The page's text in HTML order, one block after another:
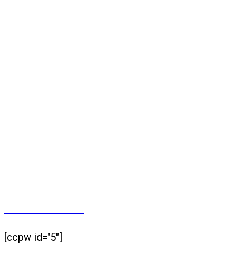
[ccpw id="5"]